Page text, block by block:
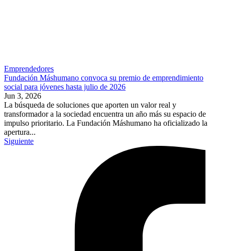
Emprendedores
Fundación Máshumano convoca su premio de emprendimiento
social para jóvenes hasta julio de 2026
Jun 3, 2026
La búsqueda de soluciones que aporten un valor real y
transformador a la sociedad encuentra un año más su espacio de
impulso prioritario. La Fundación Máshumano ha oficializado la
apertura...
Siguiente